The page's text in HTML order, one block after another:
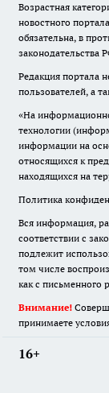
Возрастная
новостного
обязательна, в
законодательства
Редакция портала
пользователей, а
«На
технологии
информации на
относящихся к
находящихся на
Политика
Вся информация,
соответствии с
подлежит
том числе
как с письменного
Внимание!
принимаете
16+